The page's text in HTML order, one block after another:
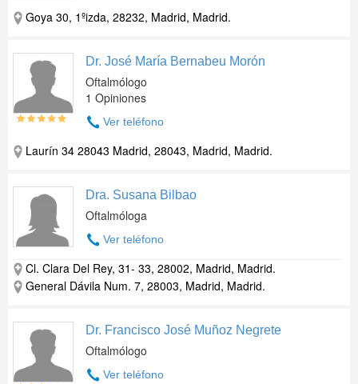
Goya 30, 1ºizda, 28232, Madrid, Madrid.
Dr. José María Bernabeu Morón
Oftalmólogo
1 Opiniones
Ver teléfono
Laurín 34 28043 Madrid, 28043, Madrid, Madrid.
Dra. Susana Bilbao
Oftalmóloga
Ver teléfono
Cl. Clara Del Rey, 31- 33, 28002, Madrid, Madrid.
General Dávila Num. 7, 28003, Madrid, Madrid.
Dr. Francisco José Muñoz Negrete
Oftalmólogo
Ver teléfono